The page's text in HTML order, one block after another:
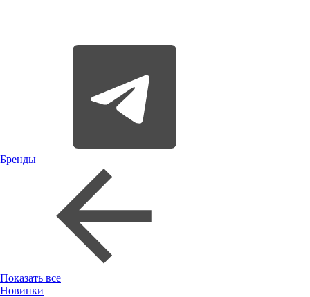
Бренды
Показать все
Новинки